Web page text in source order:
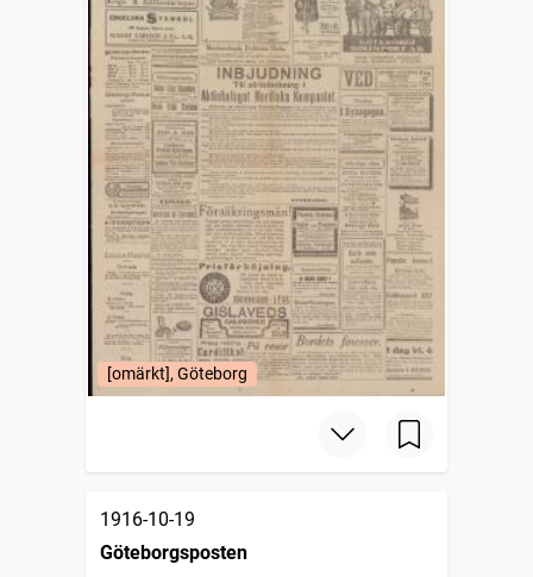
[omärkt], Göteborg
1916-10-19
Göteborgsposten